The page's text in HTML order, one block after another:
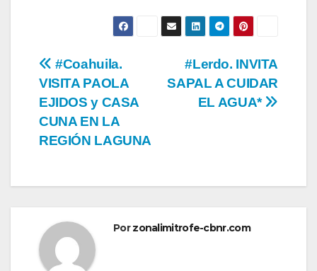
Navegación
de
entradas
#Lerdo. INVITA
SAPAL A CUIDAR
EL AGUA*
#Coahuila.
VISITA PAOLA
EJIDOS y CASA
CUNA EN LA
REGIÓN LAGUNA
Porzonalimitrofe-cbnr.com